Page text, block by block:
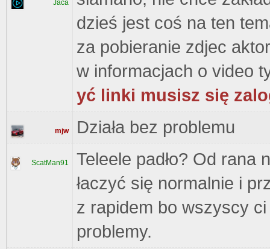
Jaca
dzieś jest coś na ten
za pobieranie zdjec
w informacjach o video
yć linki musisz się
mjw Działa bez problemu
ScatMan91
Teleele padło? Od rana
łaczyć się normalnie i
z rapidem bo wszyscy
problemy.